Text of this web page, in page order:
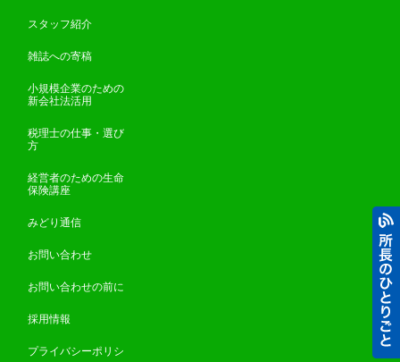
スタッフ紹介
雑誌への寄稿
小規模企業のための
新会社法活用
税理士の仕事・選び
方
経営者のための生命
保険講座
みどり通信
お問い合わせ
お問い合わせの前に
採用情報
プライバシーポリシ